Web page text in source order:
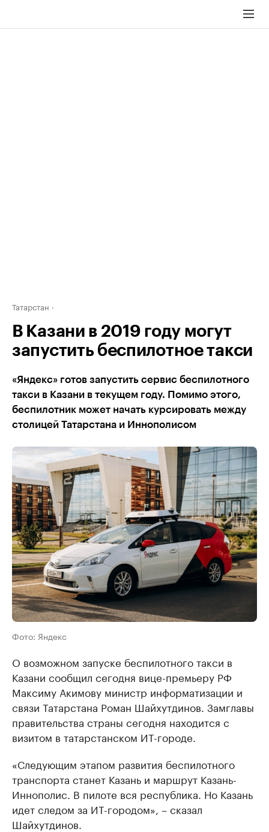
Татарстан
В Казани в 2019 году могут
запустить беспилотное такси
«Яндекс» готов запустить сервис беспилотного
такси в Казани в текущем году. Помимо этого,
беспилотник может начать курсировать между
столицей Татарстана и Иннополисом
Фото: Яндекс
О возможном запуске беспилотного такси в
Казани сообщил сегодня вице-премьеру РФ
Максиму Акимову министр информатизации и
связи Татарстана Роман Шайхутдинов. Замглавы
правительства страны сегодня находится с
визитом в татарстанском ИТ-городе.
«Следующим этапом развития беспилотного
транспорта станет Казань и маршрут Казань-
Иннополис. В пилоте вся республика. Но Казань
идет следом за ИТ-городом», – сказал
Шайхутдинов.